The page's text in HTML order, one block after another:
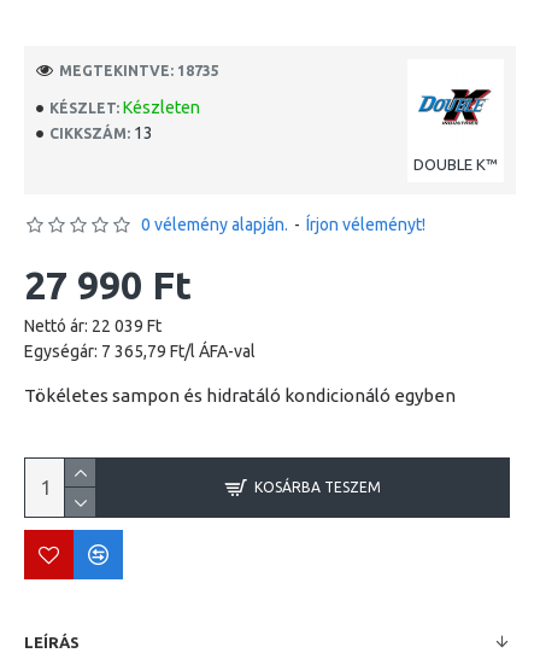
KÉSZLET: Készleten
CIKKSZÁM: 13
DOUBLE K™
MEGTEKINTVE: 18735
0 vélemény alapján. - Írjon véleményt!
27 990 Ft
Nettó ár: 22 039 Ft
Egységár: 7 365,79 Ft/l ÁFA-val
Tökéletes sampon és hidratáló kondicionáló egyben
KOSÁRBA TESZEM
LEÍRÁS